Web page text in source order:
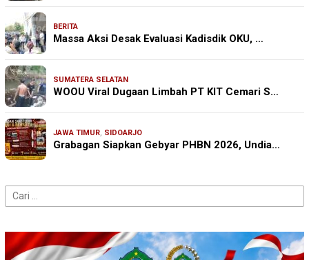
BERITA
Massa Aksi Desak Evaluasi Kadisdik OKU, …
SUMATERA SELATAN
WOOU Viral Dugaan Limbah PT KIT Cemari S…
JAWA TIMUR, SIDOARJO
Grabagan Siapkan Gebyar PHBN 2026, Undia…
Cari
untuk: